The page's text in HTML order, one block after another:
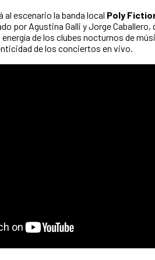
escenario la banda local Poly
por Agustina Galli y Jorge Caballero,
de los clubes nocturnos de
de los conciertos en vivo.